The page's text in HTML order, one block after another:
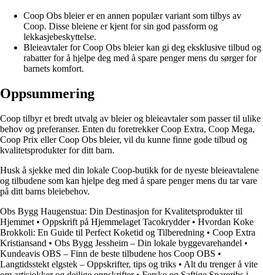
Coop Obs bleier er en annen populær variant som tilbys av
Coop. Disse bleiene er kjent for sin god passform og
lekkasjebeskyttelse.
Bleieavtaler for Coop Obs bleier kan gi deg eksklusive tilbud og
rabatter for å hjelpe deg med å spare penger mens du sørger for
barnets komfort.
Oppsummering
Coop tilbyr et bredt utvalg av bleier og bleieavtaler som passer til ulike
behov og preferanser. Enten du foretrekker Coop Extra, Coop Mega,
Coop Prix eller Coop Obs bleier, vil du kunne finne gode tilbud og
kvalitetsprodukter for ditt barn.
Husk å sjekke med din lokale Coop-butikk for de nyeste bleieavtalene
og tilbudene som kan hjelpe deg med å spare penger mens du tar vare
på ditt barns bleiebehov.
Obs Bygg Haugenstua: Din Destinasjon for Kvalitetsprodukter til
Hjemmet • Oppskrift på Hjemmelaget Tacokrydder• Hvordan Koke
Brokkoli: En Guide til Perfect Koketid og Tilberedning • Coop Extra
Kristiansand • Obs Bygg Jessheim – Din lokale byggevarehandel •
Kundeavis OBS – Finn de beste tilbudene hos Coop OBS •
Langtidsstekt elgstek – Oppskrifter, tips og triks • Alt du trenger å vite